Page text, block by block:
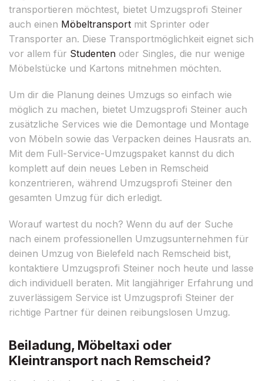
transportieren möchtest, bietet Umzugsprofi Steiner
auch einen Möbeltransport mit Sprinter oder
Transporter an. Diese Transportmöglichkeit eignet sich
vor allem für Studenten oder Singles, die nur wenige
Möbelstücke und Kartons mitnehmen möchten.
Um dir die Planung deines Umzugs so einfach wie
möglich zu machen, bietet Umzugsprofi Steiner auch
zusätzliche Services wie die Demontage und Montage
von Möbeln sowie das Verpacken deines Hausrats an.
Mit dem Full-Service-Umzugspaket kannst du dich
komplett auf dein neues Leben in Remscheid
konzentrieren, während Umzugsprofi Steiner den
gesamten Umzug für dich erledigt.
Worauf wartest du noch? Wenn du auf der Suche
nach einem professionellen Umzugsunternehmen für
deinen Umzug von Bielefeld nach Remscheid bist,
kontaktiere Umzugsprofi Steiner noch heute und lasse
dich individuell beraten. Mit langjähriger Erfahrung und
zuverlässigem Service ist Umzugsprofi Steiner der
richtige Partner für deinen reibungslosen Umzug.
Beiladung, Möbeltaxi oder
Kleintransport nach Remscheid?